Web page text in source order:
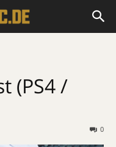
(PS4 /
0